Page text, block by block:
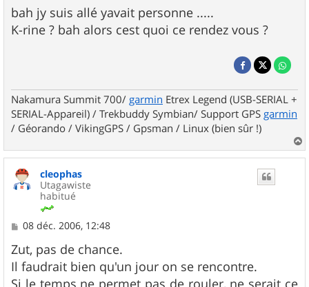
s
s
a
bah jy suis allé yavait personne .....
K-rine ? bah alors cest quoi ce rendez vous ?
Nakamura Summit 700/ garmin Etrex Legend (USB-SERIAL +
SERIAL-Appareil) / Trekbuddy Symbian/ Support GPS garmin
/ Géorando / VikingGPS / Gpsman / Linux (bien sûr !)
a
cleophas
Utagawiste
habitué
M
s
s
a
g
08 déc. 2006, 12:48
Zut, pas de chance.
Il faudrait bien qu'un jour on se rencontre.
Si le temps ne permet pas de rouler, ne serait ce